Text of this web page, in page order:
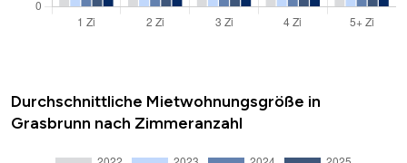
Durchschnittliche Mietwohnungsgröße in
Grasbrunn nach Zimmeranzahl